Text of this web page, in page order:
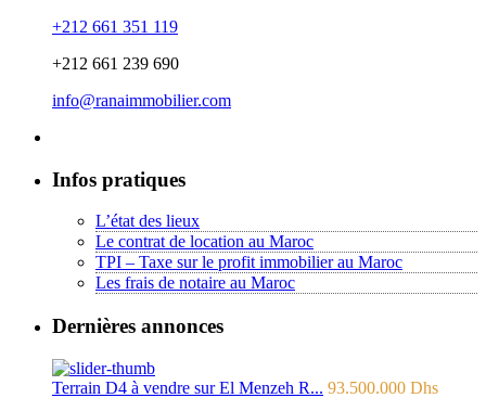
+212 661 351 119
+212 661 239 690
info@ranaimmobilier.com
Infos pratiques
L’état des lieux
Le contrat de location au Maroc
TPI – Taxe sur le profit immobilier au Maroc
Les frais de notaire au Maroc
Dernières annonces
Terrain D4 à vendre sur El Menzeh R... 93.500.000 Dhs